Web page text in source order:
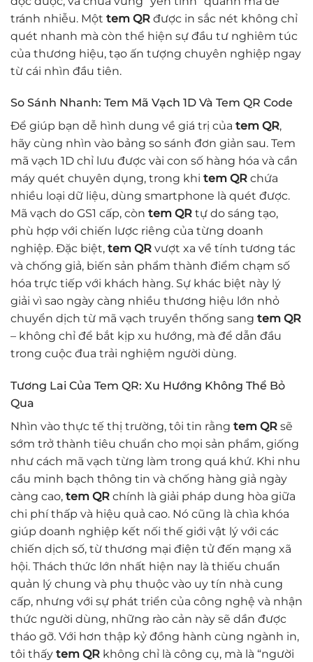
tránh nhiễu. Một tem QR được in sắc nét không chỉ
quét nhanh mà còn thể hiện sự đầu tư nghiêm túc
của thương hiệu, tạo ấn tượng chuyên nghiệp ngay
từ cái nhìn đầu tiên.
So Sánh Nhanh: Tem Mã Vạch 1D Và Tem QR Code
Để giúp bạn dễ hình dung về giá trị của tem QR,
hãy cùng nhìn vào bảng so sánh đơn giản sau. Tem
mã vạch 1D chỉ lưu được vài con số hàng hóa và cần
máy quét chuyên dụng, trong khi tem QR chứa
nhiều loại dữ liệu, dùng smartphone là quét được.
Mã vạch do GS1 cấp, còn tem QR tự do sáng tạo,
phù hợp với chiến lược riêng của từng doanh
nghiệp. Đặc biệt, tem QR vượt xa về tính tương tác
và chống giả, biến sản phẩm thành điểm chạm số
hóa trực tiếp với khách hàng. Sự khác biệt này lý
giải vì sao ngày càng nhiều thương hiệu lớn nhỏ
chuyển dịch từ mã vạch truyền thống sang tem QR
– không chỉ để bắt kịp xu hướng, mà để dẫn đầu
trong cuộc đua trải nghiệm người dùng.
Tương Lai Của Tem QR: Xu Hướng Không Thể Bỏ
Qua
Nhìn vào thực tế thị trường, tôi tin rằng tem QR sẽ
sớm trở thành tiêu chuẩn cho mọi sản phẩm, giống
như cách mã vạch từng làm trong quá khứ. Khi nhu
cầu minh bạch thông tin và chống hàng giả ngày
càng cao, tem QR chính là giải pháp dung hòa giữa
chi phí thấp và hiệu quả cao. Nó cũng là chìa khóa
giúp doanh nghiệp kết nối thế giới vật lý với các
chiến dịch số, từ thương mại điện tử đến mạng xã
hội. Thách thức lớn nhất hiện nay là thiếu chuẩn
quản lý chung và phụ thuộc vào uy tín nhà cung
cấp, nhưng với sự phát triển của công nghệ và nhận
thức người dùng, những rào cản này sẽ dần được
tháo gỡ. Với hơn thập kỷ đồng hành cùng ngành in,
tôi thấy tem QR không chỉ là công cụ, mà là “người